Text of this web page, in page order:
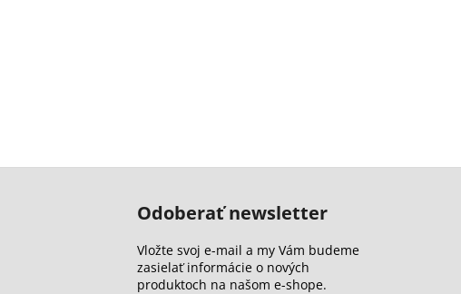
Odoberať newsletter
Vložte svoj e-mail a my Vám budeme
zasielať informácie o nových
produktoch na našom e-shope.